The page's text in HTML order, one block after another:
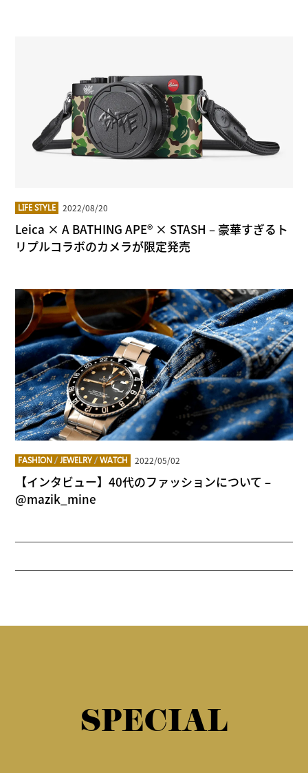
LIFE STYLE 2022/08/20
Leica × A BATHING APE® × STASH – 豪華すぎるト
リプルコラボのカメラが限定発売
FASHION /JEWELRY /WATCH 2022/05/02
【インタビュー】40代のファッションについて –
@mazik_mine
SPECIAL